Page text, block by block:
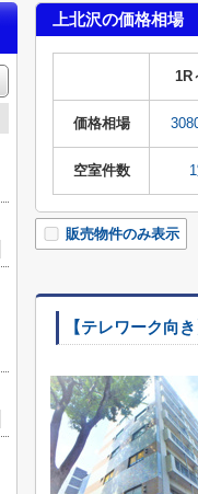
上北沢の価格相場
1R
価格相場
空室件数
販売物件のみ表示
【テレワーク向